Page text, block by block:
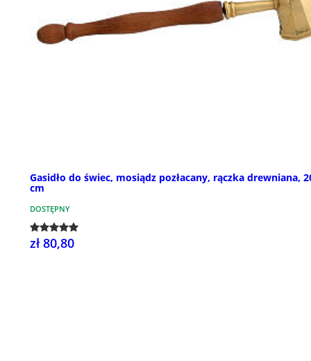
Gasidło do świec, mosiądz pozłacany, rączka drewniana,
cm
DOSTĘPNY
zł 80,80